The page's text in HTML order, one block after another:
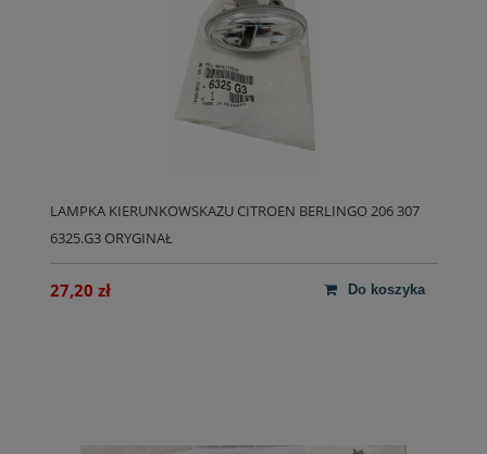
LAMPKA KIERUNKOWSKAZU CITROEN BERLINGO 206 307
6325.G3 ORYGINAŁ
27,20 zł do koszyka